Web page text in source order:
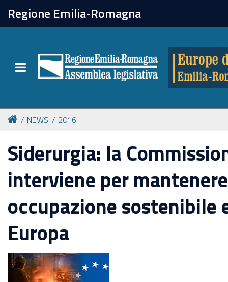
Regione Emilia-Romagna
Toggle navigation
chiudi
Attività
Formazione
Eventi
Tutte le notizie
Newsletter
NEWS 2016
Siderurgia: la
interviene per mantenere
occupazione sostenibile
Europa